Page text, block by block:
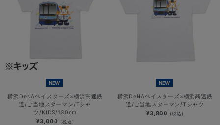
NEW
横浜DeNAベイスターズ×横浜高速鉄
道/ご当地スターマン/Tシャ
ツ/KIDS/130cm
¥3,000 (税込)
NEW
横浜DeNAベイスターズ×横浜高速鉄
道/ご当地スターマン/Tシャツ
¥3,800 (税込)